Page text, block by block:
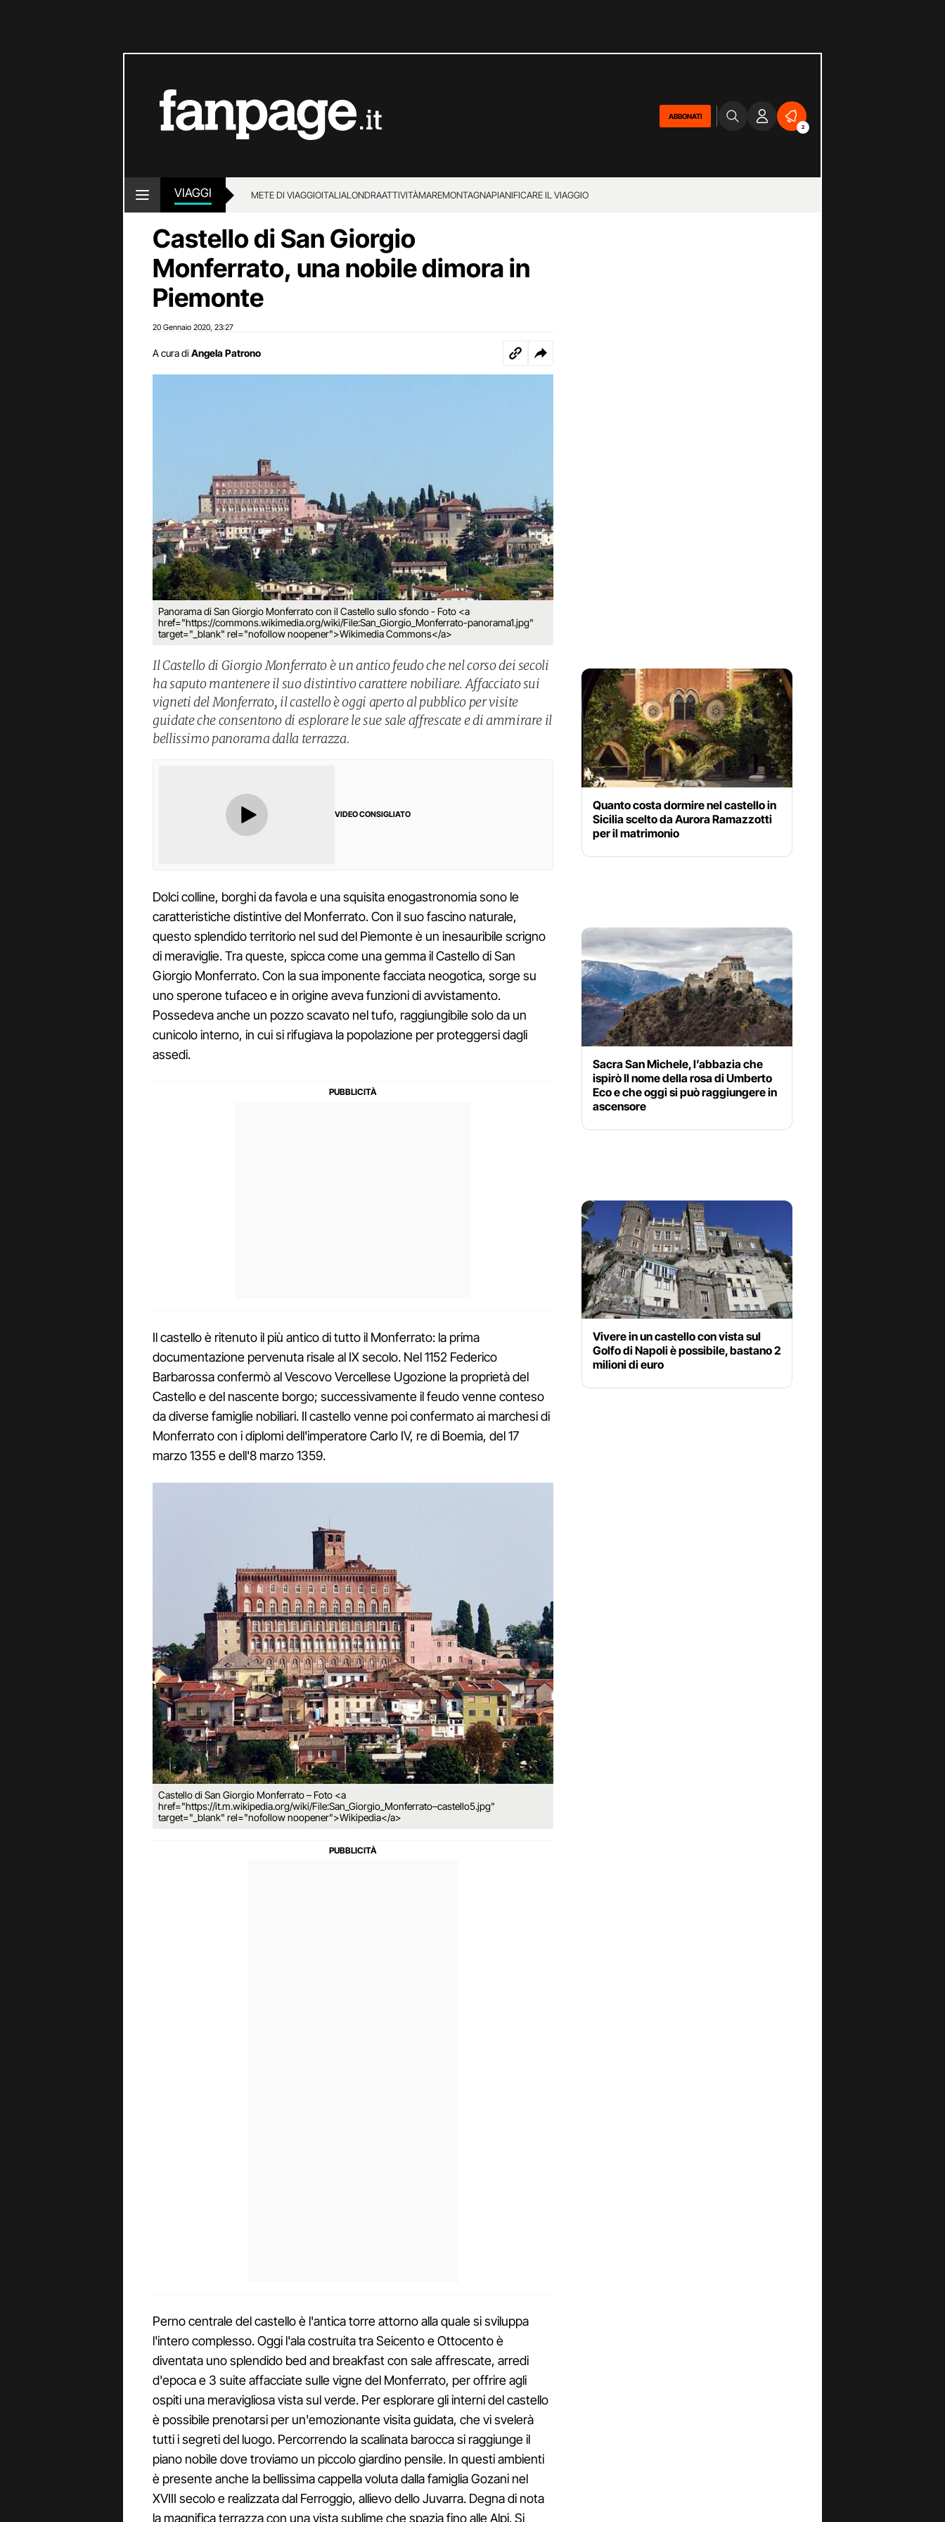
ABBONATI
2
VIAGGI METE DI VIAGGIOITALIALONDRAATTIVITÀMAREMONTAGNAPIANIFICARE IL VIAGGIO
Castello di San Giorgio
Monferrato, una nobile dimora in
Piemonte
20 Gennaio 2020 23:27
A cura di Angela Patrono
Panorama di San Giorgio Monferrato con il Castello sullo sfondo - Foto <a
href="https://commons.wikimedia.org/wiki/File:San_Giorgio_Monferrato-panorama1.jpg"
target="_blank" rel="nofollow noopener">Wikimedia Commons</a>
Il Castello di Giorgio Monferrato è un antico feudo che nel corso dei secoli
ha saputo mantenere il suo distintivo carattere nobiliare. Affacciato sui
vigneti del Monferrato, il castello è oggi aperto al pubblico per visite
guidate che consentono di esplorare le sue sale affrescate e di ammirare il
bellissimo panorama dalla terrazza.
VIDEO CONSIGLIATO
Dolci colline, borghi da favola e una squisita enogastronomia sono le
caratteristiche distintive del Monferrato. Con il suo fascino naturale,
questo splendido territorio nel sud del Piemonte è un inesauribile scrigno
di meraviglie. Tra queste, spicca come una gemma il Castello di San
Giorgio Monferrato. Con la sua imponente facciata neogotica, sorge su
uno sperone tufaceo e in origine aveva funzioni di avvistamento.
Possedeva anche un pozzo scavato nel tufo, raggiungibile solo da un
cunicolo interno, in cui si rifugiava la popolazione per proteggersi dagli
assedi.
Il castello è ritenuto il più antico di tutto il Monferrato: la prima
documentazione pervenuta risale al IX secolo. Nel 1152 Federico
Barbarossa confermò al Vescovo Vercellese Ugozione la proprietà del
Castello e del nascente borgo; successivamente il feudo venne conteso
da diverse famiglie nobiliari. Il castello venne poi confermato ai marchesi di
Monferrato con i diplomi dell'imperatore Carlo IV, re di Boemia, del 17
marzo 1355 e dell'8 marzo 1359.
Castello di San Giorgio Monferrato – Foto <a
href="https://it.m.wikipedia.org/wiki/File:San_Giorgio_Monferrato–castello5.jpg"
target="_blank" rel="nofollow noopener">Wikipedia</a>
Perno centrale del castello è l'antica torre attorno alla quale si sviluppa
l'intero complesso. Oggi l'ala costruita tra Seicento e Ottocento è
diventata uno splendido bed and breakfast con sale affrescate, arredi
d'epoca e 3 suite affacciate sulle vigne del Monferrato, per offrire agli
ospiti una meravigliosa vista sul verde. Per esplorare gli interni del castello
è possibile prenotarsi per un'emozionante visita guidata, che vi svelerà
tutti i segreti del luogo. Percorrendo la scalinata barocca si raggiunge il
piano nobile dove troviamo un piccolo giardino pensile. In questi ambienti
è presente anche la bellissima cappella voluta dalla famiglia Gozani nel
XVIII secolo e realizzata dal Ferroggio, allievo dello Juvarra. Degna di nota
la magnifica terrazza con una vista sublime che spazia fino alle Alpi. Si
Quanto costa dormire nel castello in
Sicilia scelto da Aurora Ramazzotti
per il matrimonio
Sacra San Michele, l’abbazia che
ispirò Il nome della rosa di Umberto
Eco e che oggi si può raggiungere in
ascensore
Vivere in un castello con vista sul
Golfo di Napoli è possibile, bastano 2
milioni di euro